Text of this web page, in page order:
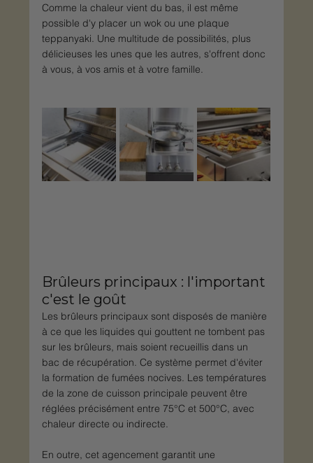
Comme la chaleur vient du bas, il est même
possible d'y placer un wok ou une plaque
teppanyaki. Une multitude de possibilités, plus
délicieuses les unes que les autres, s'offrent donc
à vous, à vos amis et à votre famille.
Brûleurs principaux : l'important
c'est le goût
Les brûleurs principaux sont disposés de manière
à ce que les liquides qui gouttent ne tombent pas
sur les brûleurs, mais soient recueillis dans un
bac de récupération. Ce système permet d'éviter
la formation de fumées nocives. Les températures
de la zone de cuisson principale peuvent être
réglées précisément entre 75°C et 500°C, avec
chaleur directe ou indirecte.
En outre, cet agencement garantit une